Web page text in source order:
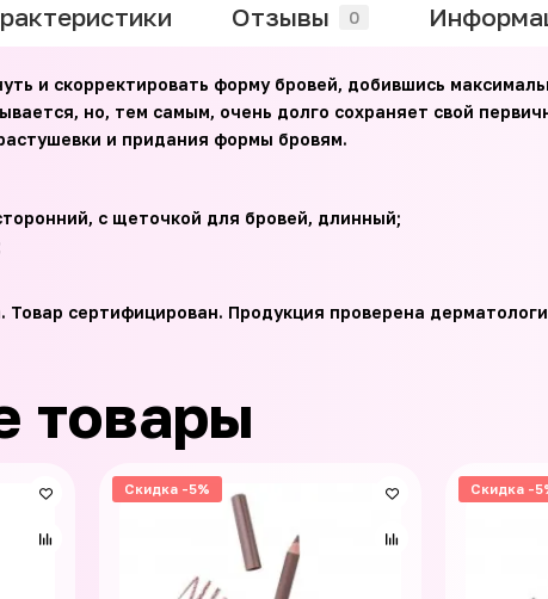
Отзывы 0
и скорректировать форму бровей, добившись
но, тем самым, очень долго сохраняет свой
и придания формы бровям.
с щеточкой для бровей, длинный;
Товар сертифицирован. Продукция проверена
товары
Скидка -5% Скидка -